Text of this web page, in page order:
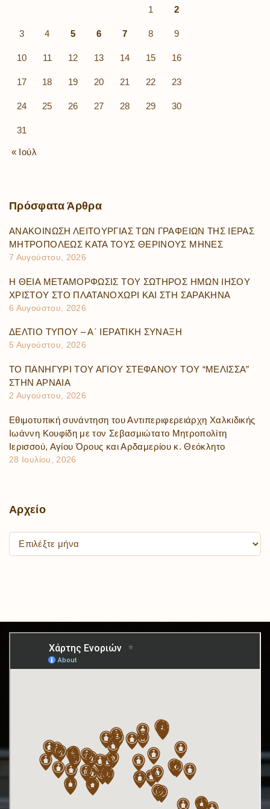
1 2
3 4 5 6 7 8 9
10 11 12 13 14 15 16
17 18 19 20 21 22 23
24 25 26 27 28 29 30
31
« Ιούλ
Πρόσφατα Άρθρα
ΑΝΑΚΟΙΝΩΣΗ ΛΕΙΤΟΥΡΓΙΑΣ ΤΩΝ ΓΡΑΦΕΙΩΝ ΤΗΣ ΙΕΡΑΣ
ΜΗΤΡΟΠΟΛΕΩΣ ΚΑΤΑ ΤΟΥΣ ΘΕΡΙΝΟΥΣ ΜΗΝΕΣ
7 Αυγούστου, 2026
Η ΘΕΙΑ ΜΕΤΑΜΟΡΦΩΣΙΣ ΤΟΥ ΣΩΤΗΡΟΣ ΗΜΩΝ ΙΗΣΟΥ
ΧΡΙΣΤΟΥ ΣΤΟ ΠΛΑΤΑΝΟΧΩΡΙ ΚΑΙ ΣΤΗ ΣΑΡΑΚΗΝΑ
6 Αυγούστου, 2026
ΔΕΛΤΙΟ ΤΥΠΟΥ – Α΄ ΙΕΡΑΤΙΚΗ ΣΥΝΑΞΗ
5 Αυγούστου, 2026
ΤΟ ΠΑΝΗΓΥΡΙ ΤΟΥ ΑΓΙΟΥ ΣΤΕΦΑΝΟΥ ΤΟΥ “ΜΕΛΙΣΣΑ”
ΣΤΗΝ ΑΡΝΑΙΑ
2 Αυγούστου, 2026
Εθιμοτυπική συνάντηση του Αντιπεριφερειάρχη Χαλκιδικής
Ιωάννη Κουφίδη με τον Σεβασμιώτατο Μητροπολίτη
Ιερισσού, Αγίου Όρους και Αρδαμερίου κ. Θεόκλητο
28 Ιουλίου, 2026
Αρχείο